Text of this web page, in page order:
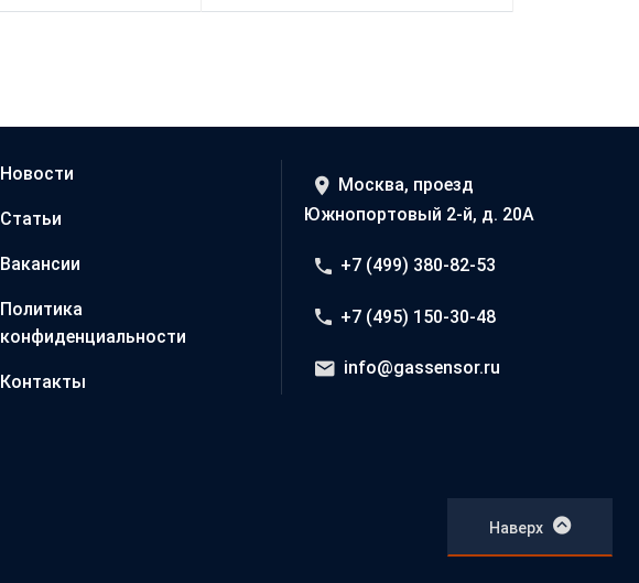
Новости
Статьи
Вакансии
Политика
конфиденциальности
Контакты
Москва, проезд
Южнопортовый 2-й, д. 20А
+7 (499) 380-82-53
+7 (495) 150-30-48
info@gassensor.ru
Наверх